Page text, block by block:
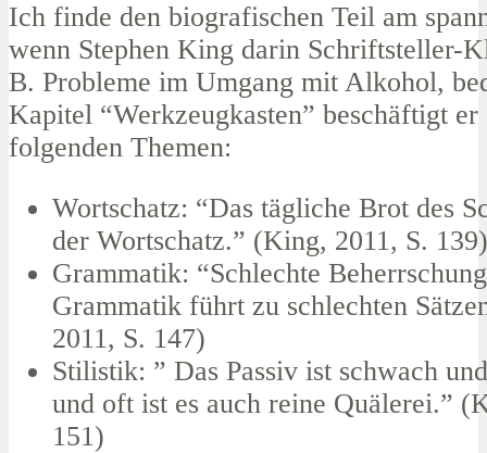
Ich finde den biografischen Teil am
wenn Stephen King darin Schriftsteller-
B. Probleme im Umgang mit Alkohol,
Kapitel “Werkzeugkasten” beschäftigt
folgenden Themen:
Wortschatz: “Das tägliche Brot des
der Wortschatz.” (King, 2011, S. 139)
Grammatik: “Schlechte
Grammatik führt zu schlechten
2011, S. 147)
Stilistik: ” Das Passiv ist schwach
und oft ist es auch reine Quälerei.”
151)